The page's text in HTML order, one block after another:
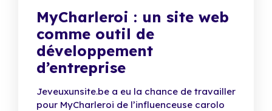
MyCharleroi : un site web
comme outil de
développement
d’entreprise
Jeveuxunsite.be a eu la chance de travailler
pour MyCharleroi de l’influenceuse carolo